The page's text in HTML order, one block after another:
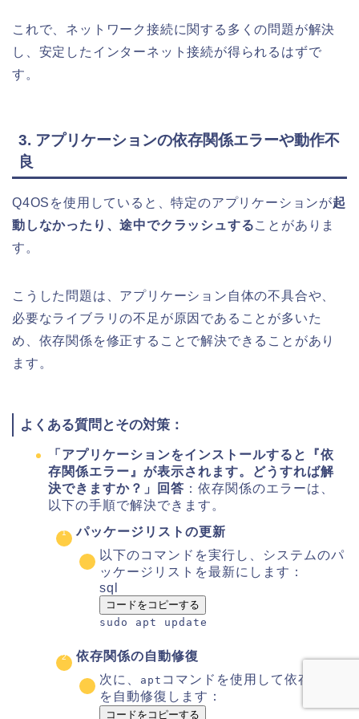
これで、ネットワーク接続に関する多くの問題が解決
し、安定したインターネット接続が得られるはずで
す。
3. アプリケーションの依存関係エラーや動作不
良
Q4OSを使用していると、特定のアプリケーションが起
動しなかったり、途中でクラッシュすることがありま
す。
こうした問題は、アプリケーション自体の不具合や、
必要なライブラリの不足が原因であることが多いた
め、依存関係を修正することで解決できることがあり
ます。
よくある質問とその対策：
「アプリケーションをインストールすると『依
存関係エラー』が表示されます。どうすれば解
決できますか？」
回答 ：依存関係のエラーは、
以下の手順で解決できます。
パッケージリストの更新
以下のコマンドを実行し、システムのパ
ッケージリストを最新にします：
sql
コードをコピーする
sudo apt update
依存関係の自動修復
次に、
apt コマンドを使用して依存関係
を自動修復します：
コードをコピーする